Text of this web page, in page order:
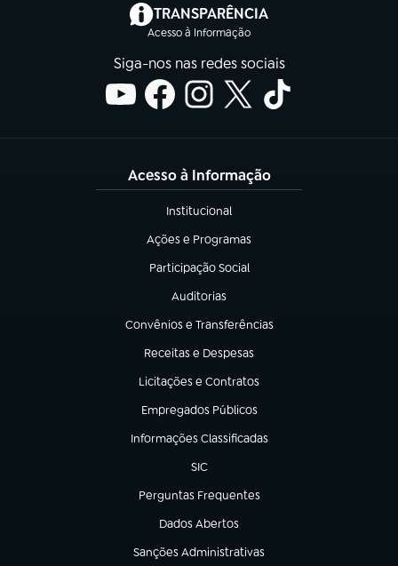
TRANSPARÊNCIA
Acesso à Informação
(abre em nova aba)
Siga-nos nas redes sociais
Acesso à Informação
Institucional
(abre em nova aba)
Ações e Programas
(abre em nova aba)
Participação Social
(abre em nova aba)
Auditorias
(abre em nova aba)
Convênios e Transferências
(abre em nova aba)
Receitas e Despesas
(abre em nova aba)
Licitações e Contratos
(abre em nova aba)
Empregados Públicos
(abre em nova aba)
Informações Classificadas
(abre em nova aba)
SIC
(abre em nova aba)
Perguntas Frequentes
(abre em nova aba)
Dados Abertos
(abre em nova aba)
Sanções Administrativas
(abre em nova aba)